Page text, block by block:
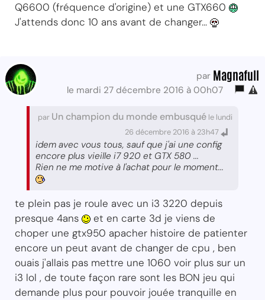
Q6600 (fréquence d'origine) et une GTX660
J'attends donc 10 ans avant de changer...
par Magnafull
le mardi 27 décembre 2016 à 00h07
par Un champion du monde embusqué le lundi
26 décembre 2016 à 23h47
idem avec vous tous, sauf que j'ai une config
encore plus vieille i7 920 et GTX 580 ...
Rien ne me motive à l'achat pour le moment...
te plein pas je roule avec un i3 3220 depuis
presque 4ans
et en carte 3d je viens de
choper une gtx950 apacher histoire de patienter
encore un peut avant de changer de cpu , ben
ouais j'allais pas mettre une 1060 voir plus sur un
i3 lol , de toute façon rare sont les BON jeu qui
demande plus pour pouvoir jouée tranquille en